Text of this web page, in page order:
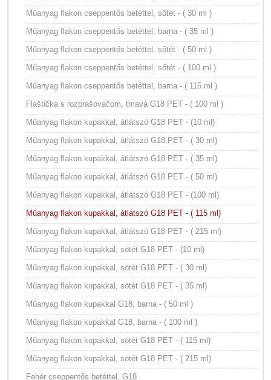
Műanyag flakon cseppentős betéttel, sőtét - ( 30 ml )
Műanyag flakon cseppentős betéttel, barna - ( 35 ml )
Műanyag flakon cseppentős betéttel, sőtét - ( 50 ml )
Műanyag flakon cseppentős betéttel, sőtét - ( 100 ml )
Műanyag flakon cseppentős betéttel, barna - ( 115 ml )
Flaštička s rozprašovačom, tmavá G18 PET - ( 100 ml )
Műanyag flakon kupakkal, átlátszó G18 PET - (10 ml)
Műanyag flakon kupakkal, átlátszó G18 PET - ( 30 ml)
Műanyag flakon kupakkal, átlátszó G18 PET - ( 35 ml)
Műanyag flakon kupakkal, átlátszó G18 PET - ( 50 ml)
Műanyag flakon kupakkal, átlátszó G18 PET - (100 ml)
Műanyag flakon kupakkal, átlátszó G18 PET - ( 115 ml)
Műanyag flakon kupakkal, átlátszó G18 PET - ( 215 ml)
Műanyag flakon kupakkal, sötét G18 PET - (10 ml)
Műanyag flakon kupakkal, sötét G18 PET - ( 30 ml)
Műanyag flakon kupakkal, sötét G18 PET - ( 35 ml)
Műanyag flakon kupakkal G18, barna - ( 50 ml )
Műanyag flakon kupakkal G18, barna - ( 100 ml )
Műanyag flakon kupakkal, sötét G18 PET - ( 115 ml)
Műanyag flakon kupakkal, sötét G18 PET - ( 215 ml)
Fehér cseppentős betéttel, G18